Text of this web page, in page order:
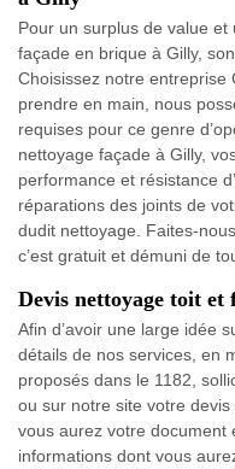
Pour un surplus de value
façade en brique à Gilly,
Choisissez notre
prendre en main, nous
requises pour ce genre
nettoyage façade à Gilly,
performance et résistance
réparations des joints de
dudit nettoyage. Faites-
c’est gratuit et démuni de
Devis nettoyage toit et
Afin d’avoir une large idée
détails de nos services, en
proposés dans le 1182,
ou sur notre site votre devis
vous aurez votre document
informations dont vous